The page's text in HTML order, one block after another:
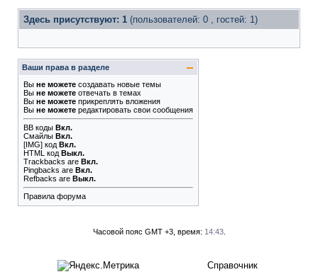
Здесь присутствуют: 1 (пользователей: 0 , гостей: 1)
Ваши права в разделе
Вы не можете создавать новые темы
Вы не можете отвечать в темах
Вы не можете прикреплять вложения
Вы не можете редактировать свои сообщения
BB коды Вкл.
Смайлы Вкл.
[IMG] код Вкл.
HTML код Выкл.
Trackbacks are Вкл.
Pingbacks are Вкл.
Refbacks are Выкл.
Правила форума
Часовой пояс GMT +3, время: 14:43.
Справочник